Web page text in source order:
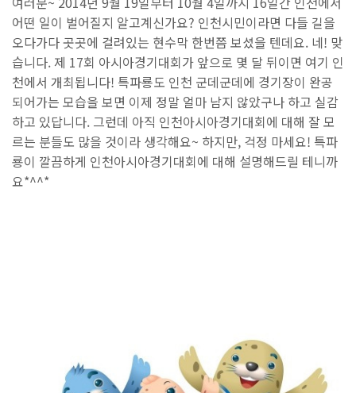
어떤 일이 벌어질지 알고계신가요? 인천시민이라면 다들 길을
오다가다 곳곳에 걸려있는 현수막 한번쯤 보셨을 텐데요. 네! 맞
습니다. 제 17회 아시아경기대회가 앞으로 몇 달 뒤이면 여기 인
천에서 개최됩니다! 특파룡도 인천 군데군데에 경기장이 완공
되어가는 모습을 보면 이제 정말 얼마 남지 않았구나 하고 실감
하고 있답니다. 그런데 아직 인천아시아경기대회에 대해 잘 모
르는 분들도 많을 것이라 생각해요~ 하지만, 걱정 마세요! 특파
룡이 깔끔하게 인천아시아경기대회에 대해 설명해드릴 테니까
요*^^*